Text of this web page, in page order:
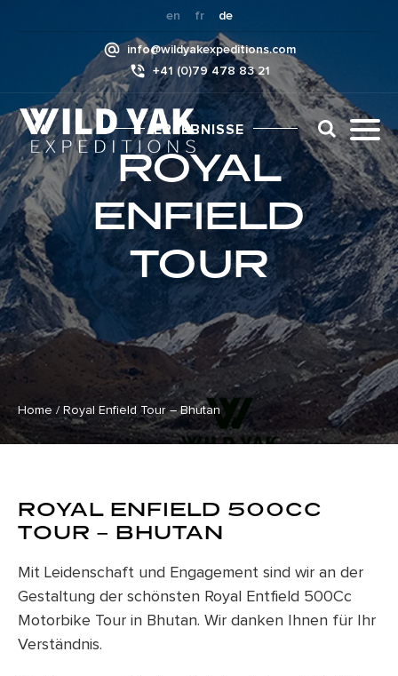
en fr de
info@wildyakexpeditions.com
+41 (0)79 478 83 21
TO
ERLEBNISSE
ROYAL
ENFIELD
TOUR
Home / Royal Enfield Tour – Bhutan
ROYAL ENFIELD 500CC
TOUR – BHUTAN
Mit Leidenschaft und Engagement sind wir an der
Gestaltung der schönsten Royal Entfield 500Cc
Motorbike Tour in Bhutan. Wir danken Ihnen für Ihr
Verständnis.